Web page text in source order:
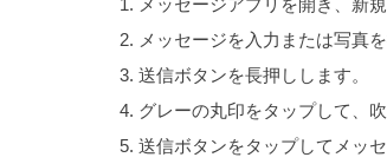
メッセージアプリを開き、新
メッセージを入力または写真を
送信ボタンを長押しします。
グレーの丸印をタップして、
送信ボタンをタップしてメッ